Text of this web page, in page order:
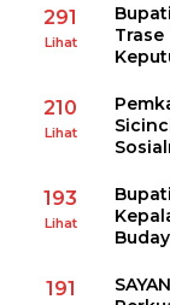
291
Lihat
Trase
210
Lihat
193
Lihat
191